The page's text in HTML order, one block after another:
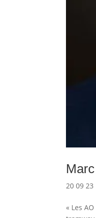
20 09 23
« Les